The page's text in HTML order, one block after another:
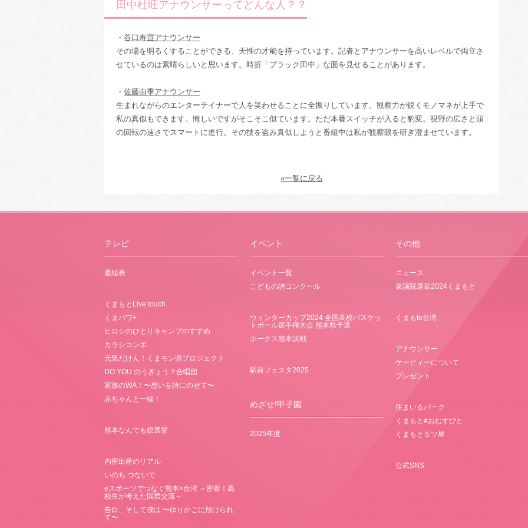
田中杜旺アナウンサーってどんな人？？
・ 谷口寿宣アナウンサー
その場を明るくすることができる、天性の才能を持っています。記者とアナウンサーを高いレベルで両立さ
せているのは素晴らしいと思います。時折「ブラック田中」な面を見せることがあります。
・ 佐藤由季アナウンサー
生まれながらのエンターテイナーで人を笑わせることに全振りしています。観察力が鋭くモノマネが上手で
私の真似もできます。悔しいですがそこそこ似ています。ただ本番スイッチが入ると豹変。視野の広さと頭
の回転の速さでスマートに進行。その技を盗み真似しようと番組中は私が観察眼を研ぎ澄ませています。
«一覧に戻る
テレビ
番組表
くまもとLive touch
くまパワ+
ヒロシのひとりキャンプのすすめ
カラシコンボ
元気だけん！くまモン県プロジェクト
DO YOU のうぎょう？合唱団
家族のWA！〜想いを詩にのせて〜
赤ちゃんと一緒！
熊本なんでも総選挙
内密出産のリアル
いのち つないで
eスポーツでつなぐ熊本×台湾 ～密着！高
校生が考えた国際交流～
告白、そして僕は 〜ゆりかごに預けられ
て〜
イベント
イベント一覧
こどもの詩コンクール
ウィンターカップ2024 全国高校バスケッ
トボール選手権大会 熊本県予選
ホークス熊本決戦
駅前フェスタ2025
めざせ!甲子園
2025年度
その他
ニュース
衆議院選挙2024くまもと
くまもto台湾
アナウンサー
ケービィーについて
プレゼント
住まいるパーク
くまもと#おむすびと
くまもと５ツ星
公式SNS